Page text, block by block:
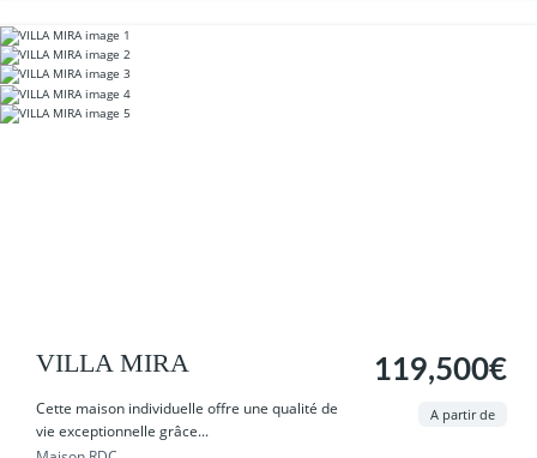
VILLA MIRA
Cette maison individuelle offre une qualité de
vie exceptionnelle grâce...
119,500€
A partir de